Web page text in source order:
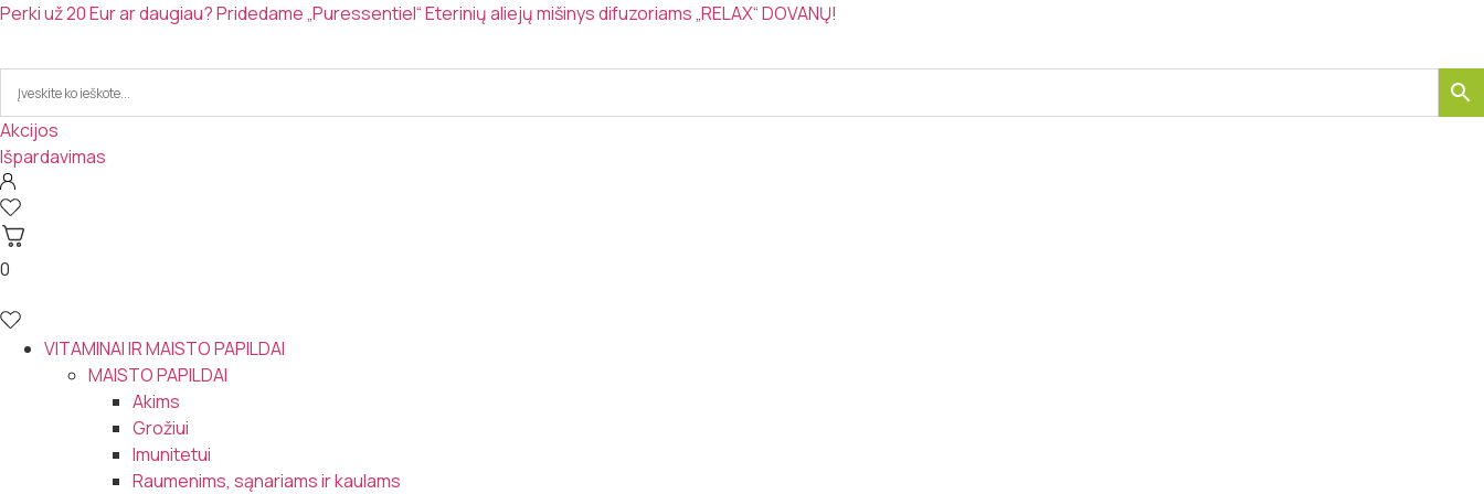
Eiti
turinio
Perki už 20 Eur ar daugiau? Pridedame „Puressentiel“ Eterinių aliejų mišinys difuzoriams „RELAX“ DOVANŲ!
Akcijos
Išpardavimas
0
VITAMINAI IR MAISTO PAPILDAI
MAISTO PAPILDAI
Akims
Grožiui
Imunitetui
Raumenims, sąnariams ir kaulams